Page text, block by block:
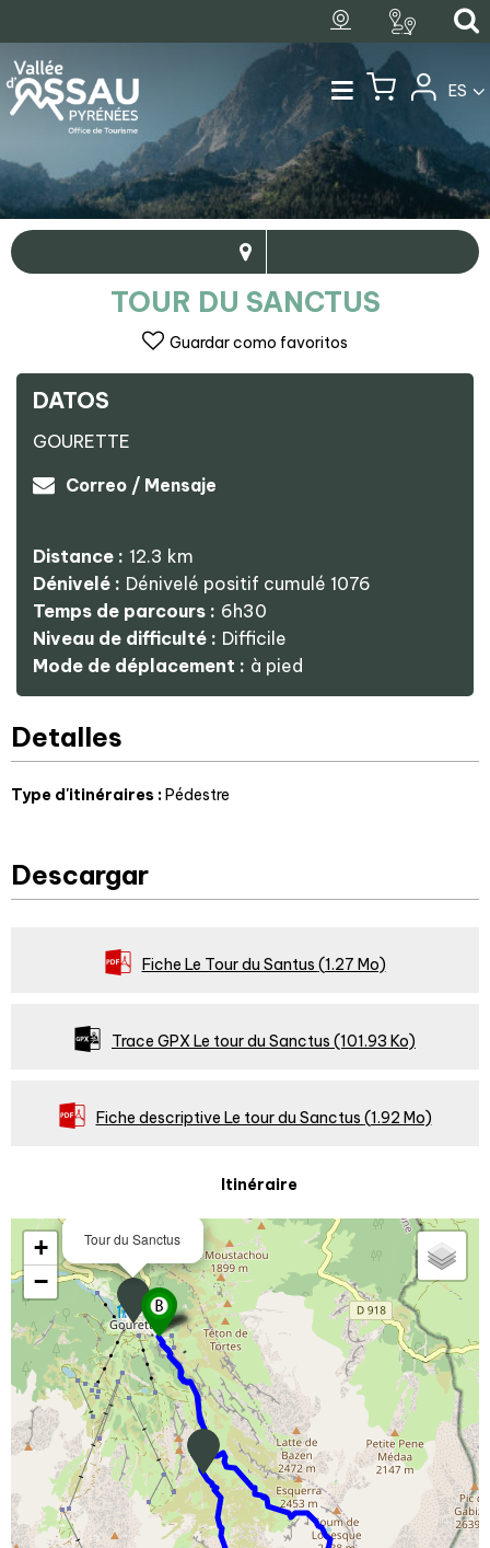
ES
TOUR DU SANCTUS
Guardar como favoritos
DATOS
GOURETTE
Correo / Mensaje
Distance : 12.3 km
Dénivelé : Dénivelé positif cumulé 1076
Temps de parcours : 6h30
Niveau de difficulté : Difficile
Mode de déplacement : à pied
Detalles
Type d'itinéraires :Pédestre
Descargar
Fiche Le Tour du Santus (1.27 Mo)
Trace GPX Le tour du Sanctus (101.93 Ko)
Fiche descriptive Le tour du Sanctus (1.92 Mo)
Itinéraire
Tour du Sanctus
+
−